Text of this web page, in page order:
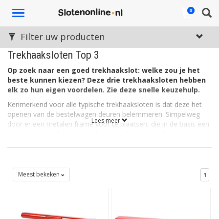
Toggle
0
Trekhaaksloten Top 3
Op zoek naar een goed trekhaakslot: welke zou je het
beste kunnen kiezen? Deze drie trekhaaksloten hebben
elk zo hun eigen voordelen. Zie deze snelle keuzehulp.
Kenmerkend voor alle typische trekhaaksloten is dat deze het
openen van de bestelwagen deuren belemmeren. Simpelweg
door er een metalen frame voor te plaatsen, die in de basis een
Weetje:een trekhaakslot is niet alleen bruikbaar voor een
bestelbus of andere soort werkbus, maar vaak eveneens voor
ruimschoots binnen de minuut te gebruiken. In twee van de drie
Lees meer
Filter uw producten
Meest bekeken 1